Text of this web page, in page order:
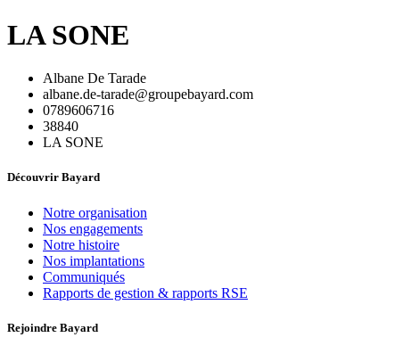
LA SONE
Albane De Tarade
albane.de-tarade@groupebayard.com
0789606716
38840
LA SONE
Découvrir Bayard
Notre organisation
Nos engagements
Notre histoire
Nos implantations
Communiqués
Rapports de gestion & rapports RSE
Rejoindre Bayard